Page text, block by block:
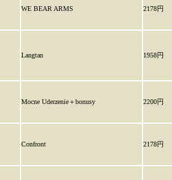
WE BEAR ARMS 2178円
Langtan 1958円
Mocne Uderzenie＋bonusy 2200円
Confront 2178円